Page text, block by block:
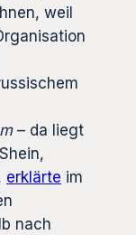
weil
– da liegt
erklärte im
nach